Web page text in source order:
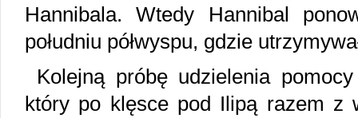
Hannibala. Wtedy Hannibal
południu półwyspu, gdzie
Kolejną próbę udzielenia
który po klęsce pod Ilipą razem z